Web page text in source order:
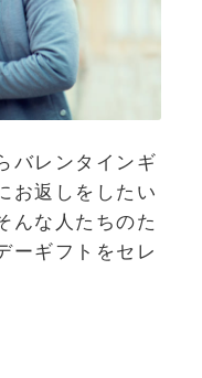
バレンタインギ
お返しをしたい
んな人たちのた
ーギフトをセレ